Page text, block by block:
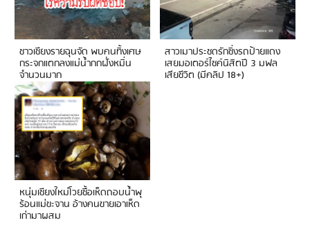
ชาวเชียงรายฉุนจัด พบคนทิ้งเศษ
กระจกแตกลงแม่น้ำกกฝั่งหมิ่น
จำนวนมาก
สาวเมาประชดรักซิ่งรถป้ายแดง
เสยมอเตอร์ไซค์นิสิตปี 3 มฟล
เสียชีวิต (มีคลิป 18+)
หนุ่มเชียงใหม่โวยซื้อเห็ดถอบน้ำพุ
ร้อนแม่ขะจาน อ้างคนขายเอาเห็ด
เก่ามาผสม